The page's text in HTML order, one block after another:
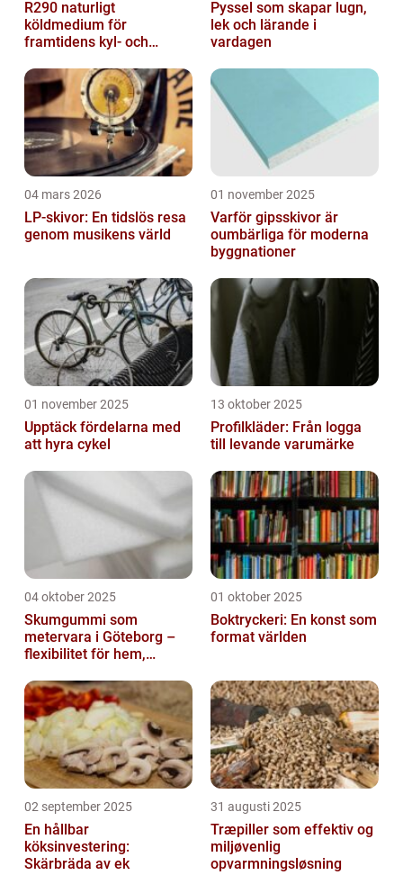
R290 naturligt
köldmedium för
framtidens kyl- och
Pyssel som skapar lugn,
lek och lärande i
vardagen
04 mars 2026
LP-skivor: En tidslös resa
genom musikens värld
01 november 2025
Varför gipsskivor är
oumbärliga för moderna
byggnationer
01 november 2025
Upptäck fördelarna med
att hyra cykel
13 oktober 2025
Profilkläder: Från logga
till levande varumärke
04 oktober 2025
Skumgummi som
metervara i Göteborg –
flexibilitet för hem,
01 oktober 2025
Boktryckeri: En konst som
format världen
02 september 2025
En hållbar
köksinvestering:
Skärbräda av ek
31 augusti 2025
Træpiller som effektiv og
miljøvenlig
opvarmningsløsning